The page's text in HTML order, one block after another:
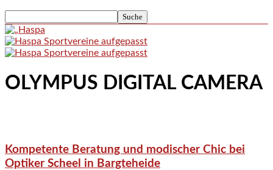
OLYMPUS DIGITAL CAMERA
Kompetente Beratung und modischer Chic bei
Optiker Scheel in Bargteheide